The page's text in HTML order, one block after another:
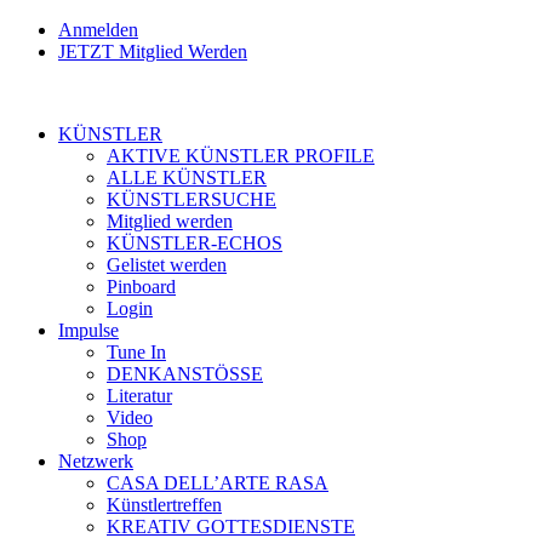
Anmelden
JETZT Mitglied Werden
KÜNSTLER
AKTIVE KÜNSTLER PROFILE
ALLE KÜNSTLER
KÜNSTLERSUCHE
Mitglied werden
KÜNSTLER-ECHOS
Gelistet werden
Pinboard
Login
Impulse
Tune In
DENKANSTÖSSE
Literatur
Video
Shop
Netzwerk
CASA DELL’ARTE RASA
Künstlertreffen
KREATIV GOTTESDIENSTE